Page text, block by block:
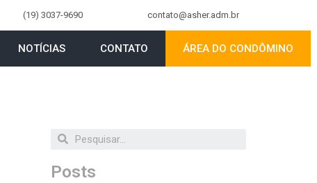
(19) 3037-9690 contato@asher.adm.br
NOTÍCIAS CONTATO ÁREA DO CONDÔMINO
Posts